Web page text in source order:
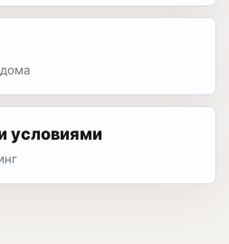
условиями